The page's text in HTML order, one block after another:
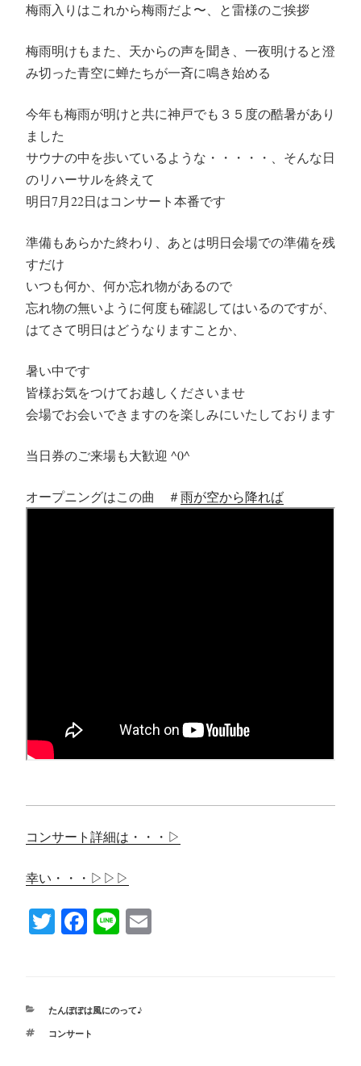
梅雨入りはこれから梅雨だよ〜、と雷様のご挨拶
梅雨明けもまた、天からの声を聞き、一夜明けると澄
み切った青空に蝉たちが一斉に鳴き始める
今年も梅雨が明けと共に神戸でも３５度の酷暑があり
ました
サウナの中を歩いているような・・・・・、そんな日
のリハーサルを終えて
明日7月22日はコンサート本番です
準備もあらかた終わり、あとは明日会場での準備を残
すだけ
いつも何か、何か忘れ物があるので
忘れ物の無いように何度も確認してはいるのですが、
はてさて明日はどうなりますことか、
暑い中です
皆様お気をつけてお越しくださいませ
会場でお会いできますのを楽しみにいたしております
当日券のご来場も大歓迎 ^0^
オープニングはこの曲 ＃雨が空から降れば
コンサート詳細は・・・▷
幸い・・・▷▷▷
T
r
Fa
ok
Li
カ
ゴ
たんぽぽは風にのって♪
タ
コンサート